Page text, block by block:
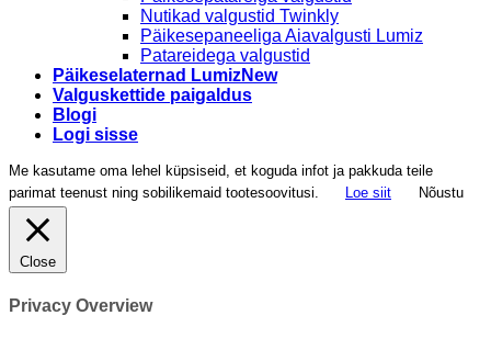
Nutikad valgustid Twinkly
Päikesepaneeliga Aiavalgusti Lumiz
Patareidega valgustid
Päikeselaternad Lumiz
Valguskettide paigaldus
Blogi
Logi sisse
Me kasutame oma lehel küpsiseid, et koguda infot ja pakkuda teile
parimat teenust ning sobilikemaid tootesoovitusi.
Loe siit Nõustu
Close
Privacy Overview